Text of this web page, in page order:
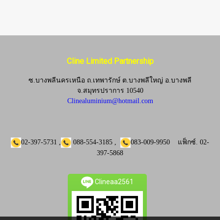
Cline Limited Partnership
ซ.บางพลีนครเหนือ ถ.เทพารักษ์ ต.บางพลีใหญ่ อ.บางพลี
จ.สมุทรปราการ 10540
Clinealuminium@hotmail.com
02-397-5731 , 088-554-3185 , 083-009-9950 แฟ็กซ์. 02-
397-5868
Clineaa2561